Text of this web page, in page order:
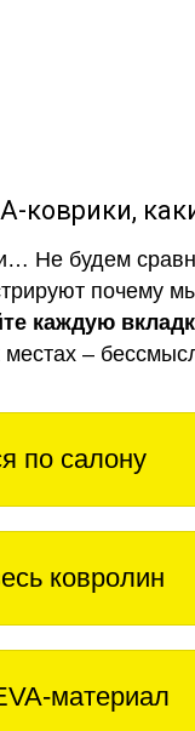
коврики,
Не будем
почему
каждую
местах –
по салону
ковролин
материал